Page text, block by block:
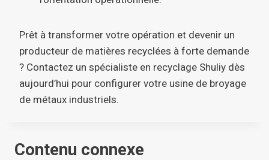
Prêt à transformer votre opération et devenir un
producteur de matières recyclées à forte demande
? Contactez un spécialiste en recyclage Shuliy dès
aujourd’hui pour configurer votre usine de broyage
de métaux industriels.
Contenu connexe